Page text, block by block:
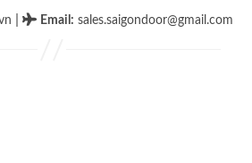
Email : sales.saigondoor@gmail.com